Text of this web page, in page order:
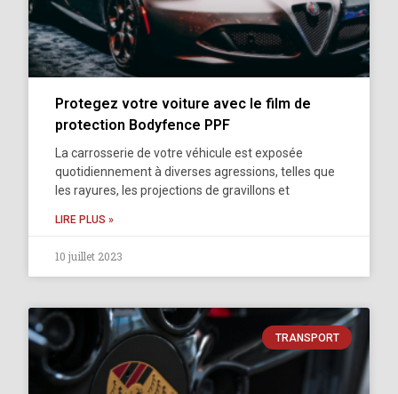
Protegez votre voiture avec le film de
protection Bodyfence PPF
La carrosserie de votre véhicule est exposée
quotidiennement à diverses agressions, telles que
les rayures, les projections de gravillons et
LIRE PLUS »
10 juillet 2023
TRANSPORT